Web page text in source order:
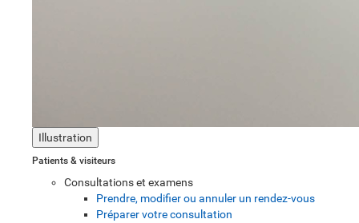
Illustration
Patients & visiteurs
Consultations et examens
Prendre, modifier ou annuler un rendez-vous
Préparer votre consultation